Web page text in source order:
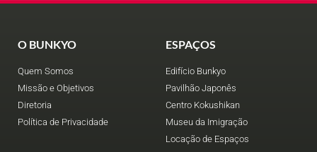
O BUNKYO
Quem Somos
Missão e Objetivos
Diretoria
Política de Privacidade
ESPAÇOS
Edifício Bunkyo
Pavilhão Japonês
Centro Kokushikan
Museu da Imigração
Locação de Espaços